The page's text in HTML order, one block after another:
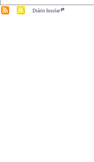
Diário Insular.pt